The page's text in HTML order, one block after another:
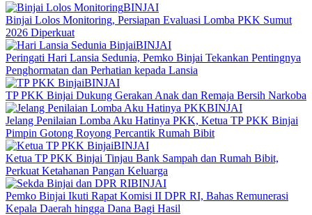
BINJAI
Binjai Lolos Monitoring, Persiapan Evaluasi Lomba PKK Sumut
2026 Diperkuat
BINJAI
Peringati Hari Lansia Sedunia, Pemko Binjai Tekankan Pentingnya
Penghormatan dan Perhatian kepada Lansia
BINJAI
TP PKK Binjai Dukung Gerakan Anak dan Remaja Bersih Narkoba
BINJAI
Jelang Penilaian Lomba Aku Hatinya PKK, Ketua TP PKK Binjai
Pimpin Gotong Royong Percantik Rumah Bibit
BINJAI
Ketua TP PKK Binjai Tinjau Bank Sampah dan Rumah Bibit,
Perkuat Ketahanan Pangan Keluarga
BINJAI
Pemko Binjai Ikuti Rapat Komisi II DPR RI, Bahas Remunerasi
Kepala Daerah hingga Dana Bagi Hasil